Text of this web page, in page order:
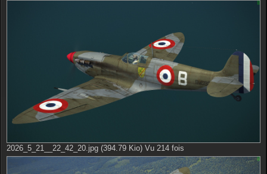
2026_5_21__22_42_20.jpg (394.79 Kio) Vu 214 fois